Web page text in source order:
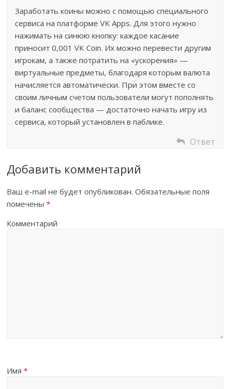
Заработать коины можно с помощью специального
сервиса на платформе VK Apps. Для этого нужно
нажимать на синюю кнопку: каждое касание
приносит 0,001 VK Coin. Их можно перевести другим
игрокам, а также потратить на «ускорения» —
виртуальные предметы, благодаря которым валюта
начисляется автоматически. При этом вместе со
своим личным счетом пользователи могут пополнять
и баланс сообщества — достаточно начать игру из
сервиса, который установлен в паблике.
Ответ
Добавить комментарий
Ваш e-mail не будет опубликован. Обязательные поля
помечены*
Комментарий
Имя*